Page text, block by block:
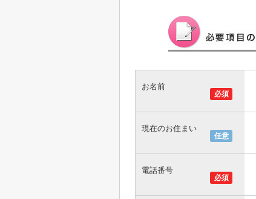
必須
お名前
任意
現在のお住まい
必須
電話番号